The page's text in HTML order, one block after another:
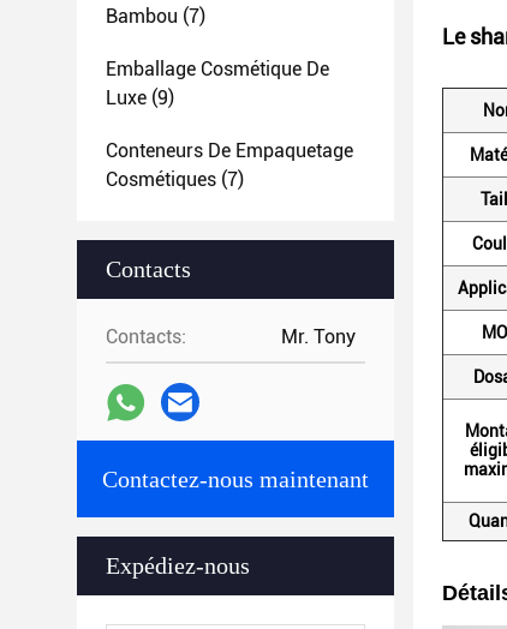
Bambou (7)
Emballage Cosmétique De
Luxe (9)
Conteneurs De Empaquetage
Cosmétiques (7)
Contacts
Contacts: Mr. Tony
Contactez-nous maintenant
Expédiez-nous
Le